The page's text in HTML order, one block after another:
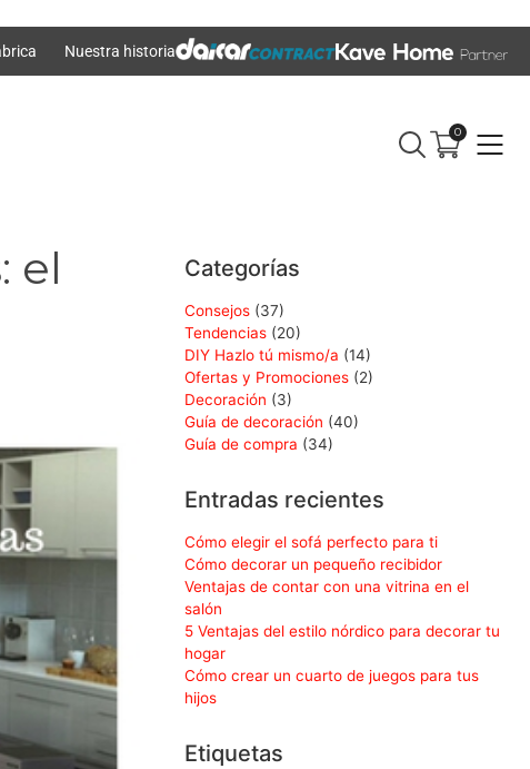
Nuestra historia
0
el
Categorías
Consejos (37)
Tendencias (20)
DIY Hazlo tú mismo/a (14)
Ofertas y Promociones (2)
Decoración (3)
Guía de decoración (40)
Guía de compra (34)
Entradas recientes
Cómo elegir el sofá perfecto para ti
Cómo decorar un pequeño recibidor
Ventajas de contar con una vitrina en el
salón
5 Ventajas del estilo nórdico para decorar tu
hogar
Cómo crear un cuarto de juegos para tus
hijos
Etiquetas